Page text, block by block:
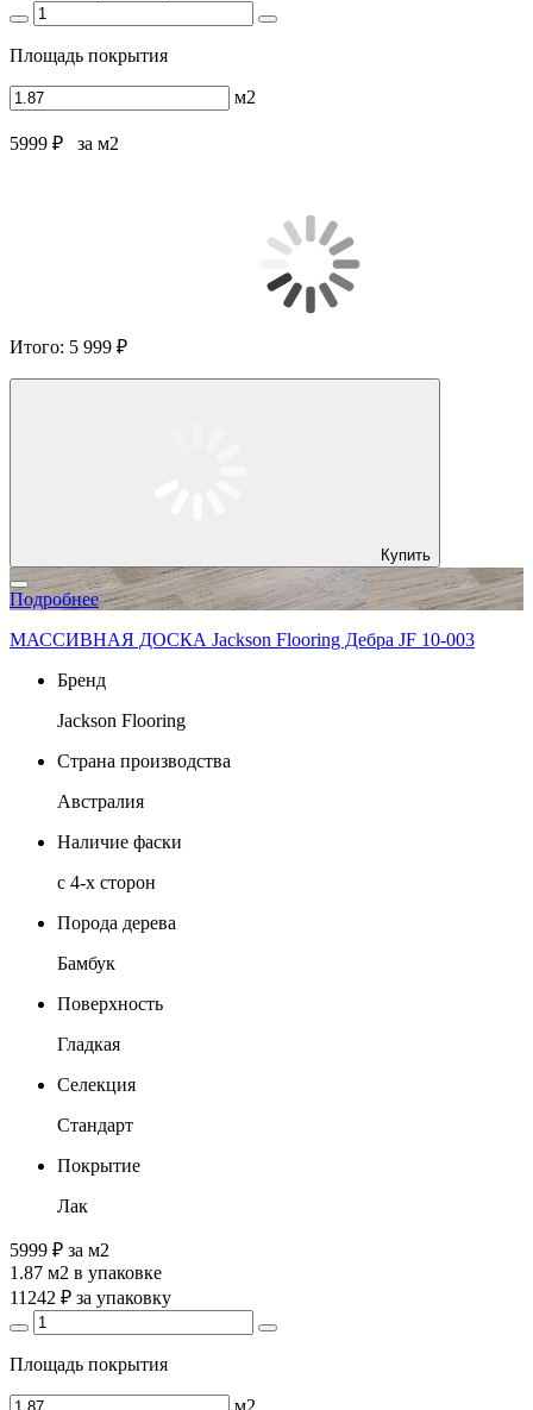
Площадь покрытия
м2
5999 ₽ за м2
Итого: 5 999 ₽
Купить
Подробнее
МАССИВНАЯ ДОСКА Jackson Flooring Дебра JF 10-003
Бренд
Jackson Flooring
Страна производства
Австралия
Наличие фаски
с 4-х сторон
Порода дерева
Бамбук
Поверхность
Гладкая
Селекция
Стандарт
Покрытие
Лак
5999 ₽ за м2
1.87 м2 в упаковке
11242 ₽ за упаковку
Площадь покрытия
м2